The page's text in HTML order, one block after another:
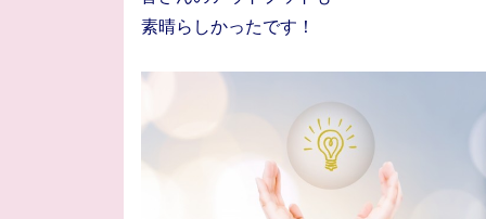
素晴らしかったです！